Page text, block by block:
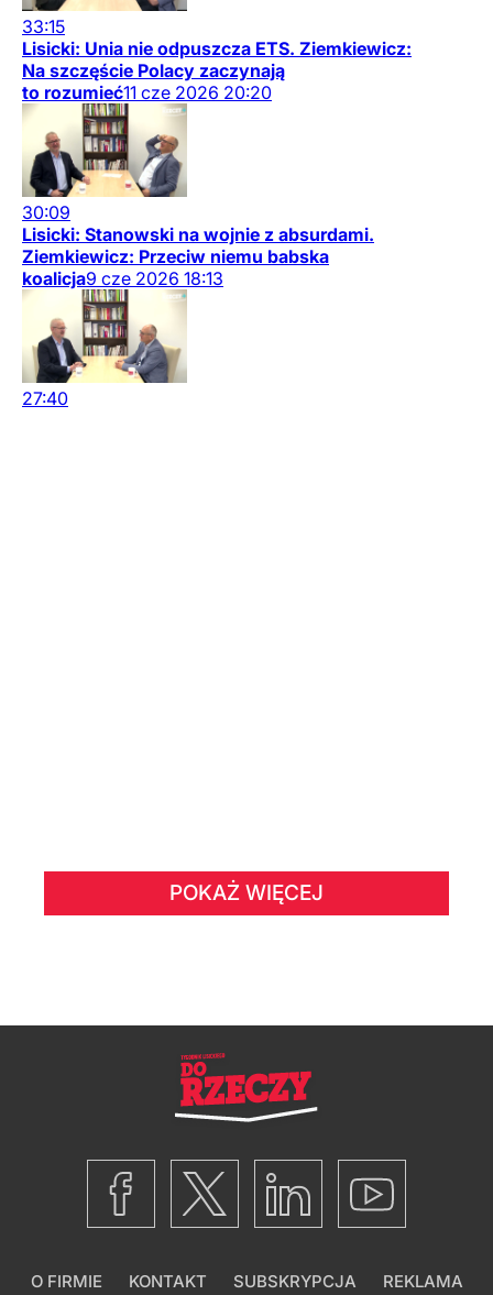
33:15
Lisicki: Unia nie odpuszcza ETS. Ziemkiewicz:
Na szczęście Polacy zaczynają
to rozumieć11 cze 2026 20:20
30:09
Lisicki: Stanowski na wojnie z absurdami.
Ziemkiewicz: Przeciw niemu babska
koalicja9 cze 2026 18:13
27:40
POKAŻ WIĘCEJ
O FIRMIE KONTAKT SUBSKRYPCJA REKLAMA